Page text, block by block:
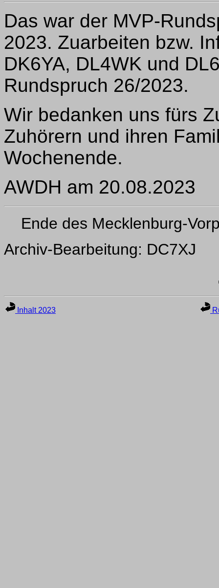
Das war der MVP-
2023. Zuarbeiten bzw.
DK6YA, DL4WK und
Rundspruch 26/2023.
Wir bedanken uns fürs
Zuhörern und ihren
Wochenende.
AWDH am 20.08.2023
Ende des Mecklenburg-
Archiv-Bearbeitung: DC7XJ
Inhalt 2023